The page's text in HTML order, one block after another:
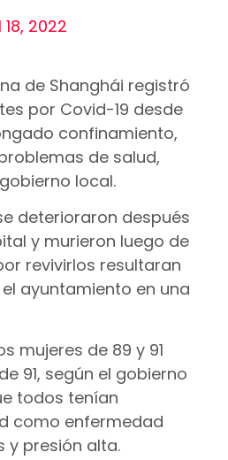
2022
de Shanghái registró
por Covid-19 desde
confinamiento,
de salud,
local.
deterioraron después
y murieron luego de
revivirlos resultaran
ayuntamiento en una
mujeres de 89 y 91
91, según el gobierno
todos tenían
como enfermedad
y presión alta.